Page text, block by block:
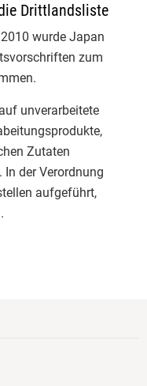
Bio-
🌍
Bio-
dafür
Drittlandsliste
wurde Japan
zum
unverarbeitete
Zutaten
der Verordnung
aufgeführt,